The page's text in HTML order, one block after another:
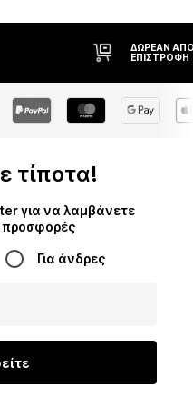
ΔΩΡΕΆΝ
ΕΠΙΣΤΡΟΦΉ
τίποτα!
για να λαμβάνετε
προσφορές
Για άνδρες